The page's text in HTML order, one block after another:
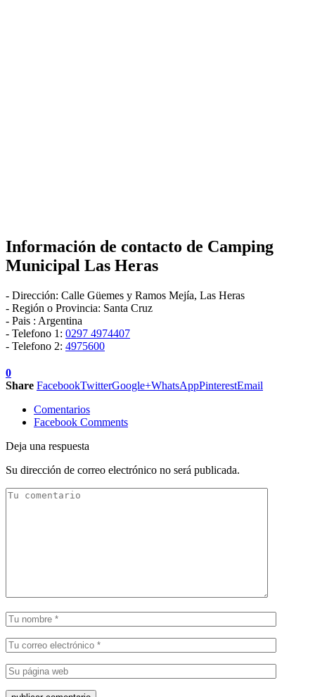
Información de contacto de Camping
Municipal Las Heras
- Dirección: Calle Güemes y Ramos Mejía, Las Heras
- Región o Provincia: Santa Cruz
- Pais : Argentina
- Telefono 1: 0297 4974407
- Telefono 2: 4975600
0
Share FacebookTwitterGoogle+WhatsAppPinterestEmail
Comentarios
Facebook Comments
Deja una respuesta
Su dirección de correo electrónico no será publicada.